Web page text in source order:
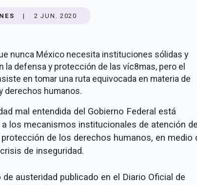
| 2 JUN. 2020
nunca México necesita instituciones sólidas y
la defensa y protección de las víc8mas, pero el
en tomar una ruta equivocada en materia de
derechos humanos.
mal entendida del Gobierno Federal está
los mecanismos institucionales de atención
de los derechos humanos, en medio
de inseguridad.
de austeridad publicado en el Diario Oficial de